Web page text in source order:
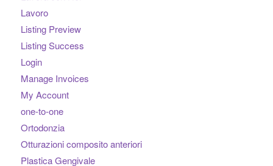
Lavoro
Listing Preview
Listing Success
Login
Manage Invoices
My Account
one-to-one
Ortodonzia
Otturazioni composito anteriori
Plastica Gengivale